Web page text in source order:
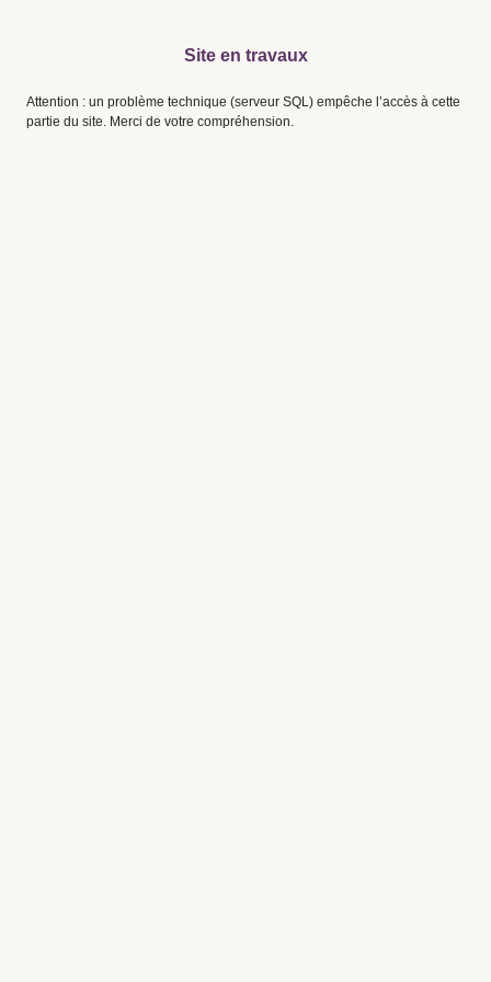
Site en travaux
Attention : un problème technique (serveur SQL) empêche l’accès à cette
partie du site. Merci de votre compréhension.